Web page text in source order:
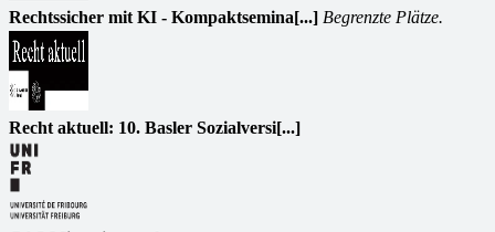
Rechtssicher mit KI - Kompaktsemina[...] Begrenzte Plätze.
Recht aktuell: 10. Basler Sozialversi[...]